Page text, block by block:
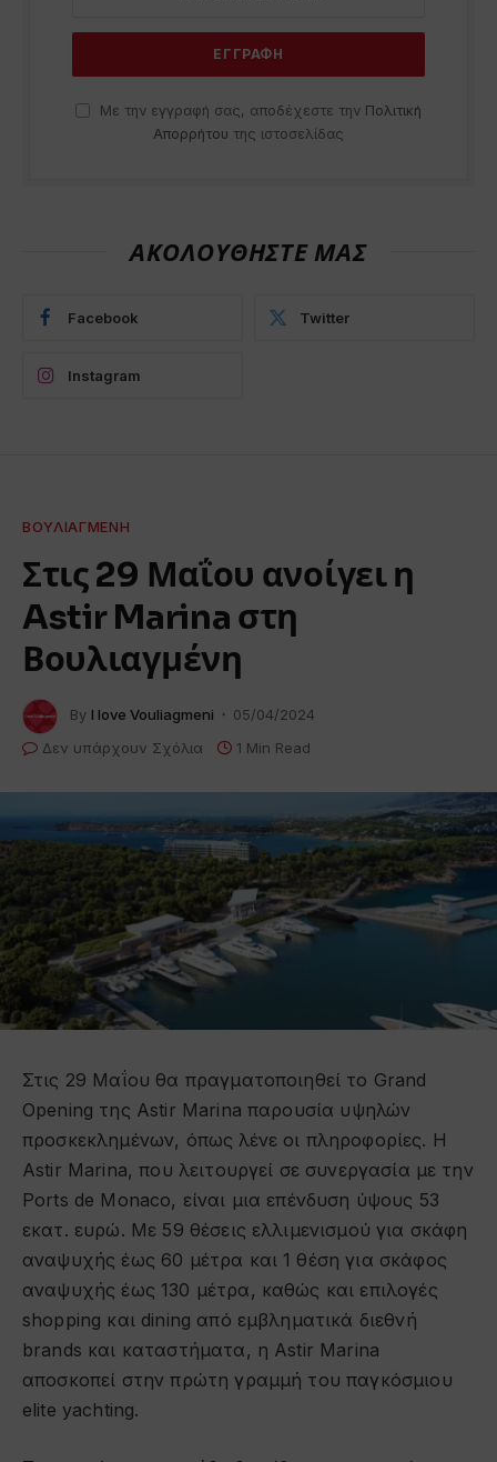
Με την εγγραφή σας, αποδέχεστε την Πολιτική
Απορρήτου της ιστοσελίδας
ΑΚΟΛΟΥΘΗΣΤΕ ΜΑΣ
Facebook Twitter
Instagram
ΒΟΥΛΙΑΓΜΈΝΗ
Στις 29 Μαΐου ανοίγει η
Astir Marina στη
Βουλιαγμένη
By I love Vouliagmeni
05/04/2024
Δεν υπάρχουν Σχόλια
1 Min Read
Στις 29 Μαΐου θα πραγματοποιηθεί το Grand
Opening της Astir Marina παρουσία υψηλών
προσκεκλημένων, όπως λένε οι πληροφορίες. Η
Astir Marina, που λειτουργεί σε συνεργασία με την
Ports de Monaco, είναι μια επένδυση ύψους 53
εκατ. ευρώ. Με 59 θέσεις ελλιμενισμού για σκάφη
αναψυχής έως 60 μέτρα και 1 θέση για σκάφος
αναψυχής έως 130 μέτρα, καθώς και επιλογές
shopping και dining από εμβληματικά διεθνή
brands και καταστήματα, η Astir Marina
αποσκοπεί στην πρώτη γραμμή του παγκόσμιου
elite yachting.